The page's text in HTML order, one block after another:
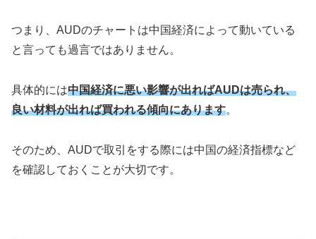
つまり、AUDのチャートは中国経済によって動いている
と言っても過言ではありません。
具体的には中国経済に悪い影響が出ればAUDは売られ、
良い材料が出れば買われる傾向にあります。
そのため、AUDで取引をする際には中国の経済指標など
を確認しておくことが大切です。